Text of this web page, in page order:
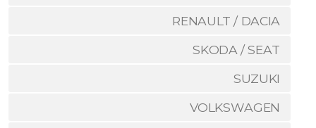
RENAULT / DACIA
SKODA / SEAT
SUZUKI
VOLKSWAGEN